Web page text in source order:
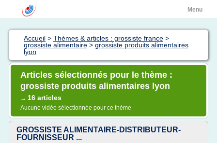
Menu
Accueil > Thèmes & articles : grossiste france >
grossiste alimentaire > grossiste produits alimentaires
lyon
Articles sélectionnés pour le thème :
grossiste produits alimentaires lyon
→ 16 articles
Aucune vidéo sélectionnée pour ce thème
GROSSISTE ALIMENTAIRE-DISTRIBUTEUR-
FOURNISSEUR ...